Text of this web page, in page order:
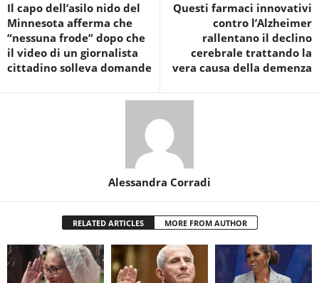
Il capo dell’asilo nido del
Minnesota afferma che
“nessuna frode” dopo che
il video di un giornalista
cittadino solleva domande
Questi farmaci innovativi
contro l’Alzheimer
rallentano il declino
cerebrale trattando la
vera causa della demenza
Alessandra Corradi
RELATED ARTICLES MORE FROM AUTHOR